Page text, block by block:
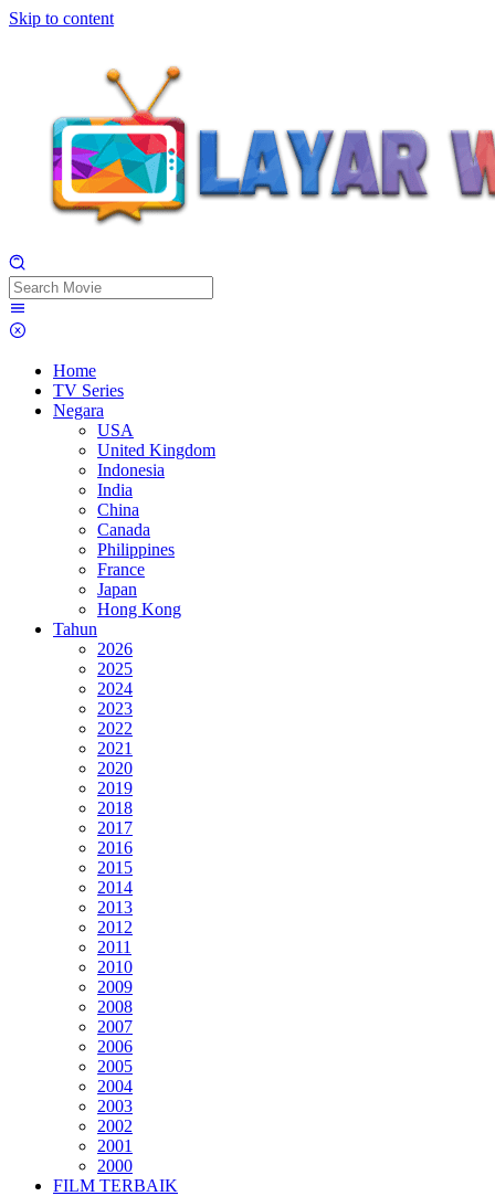
Skip to content
Home
TV Series
Negara
USA
United Kingdom
Indonesia
India
China
Canada
Philippines
France
Japan
Hong Kong
Tahun
2026
2025
2024
2023
2022
2021
2020
2019
2018
2017
2016
2015
2014
2013
2012
2011
2010
2009
2008
2007
2006
2005
2004
2003
2002
2001
2000
FILM TERBAIK